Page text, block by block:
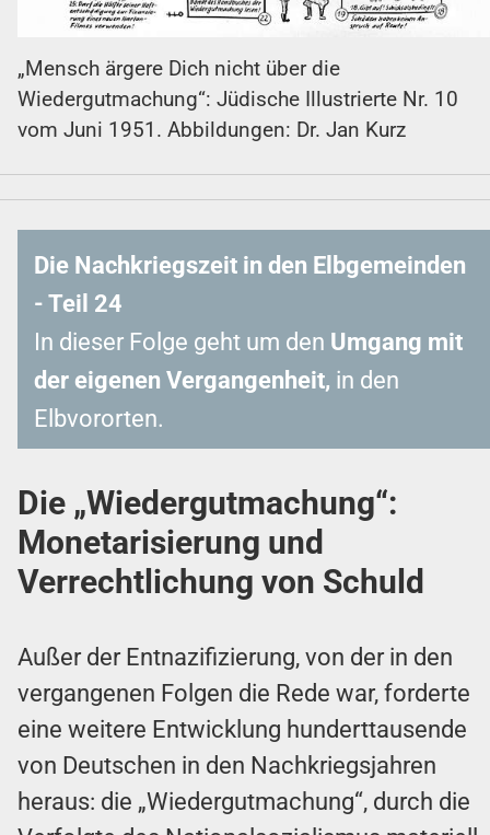
„Mensch ärgere Dich nicht über die
Wiedergutmachung“: Jüdische Illustrierte Nr. 10
vom Juni 1951. Abbildungen: Dr. Jan Kurz
Die Nachkriegszeit in den Elbgemeinden
- Teil 24
In dieser Folge geht um den Umgang mit
der eigenen Vergangenheit, in den
Elbvororten.
Die „Wiedergutmachung“:
Monetarisierung und
Verrechtlichung von Schuld
Außer der Entnazifizierung, von der in den
vergangenen Folgen die Rede war, forderte
eine weitere Entwicklung hunderttausende
von Deutschen in den Nachkriegsjahren
heraus: die „Wiedergutmachung“, durch die